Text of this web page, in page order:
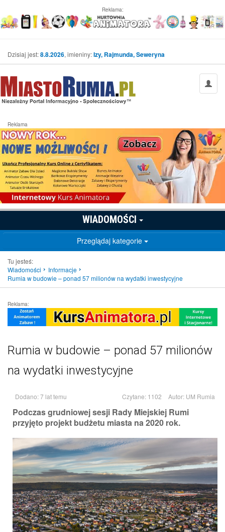
Reklama:
Dzisiaj jest:8.8.2026, imieniny:Izy, Rajmunda, Seweryna
Reklama
WIADOMOŚCI
Przeglądaj kategorie
Tu jesteś:
Wiadomości
Informacje
Rumia w budowie – ponad 57 milionów na wydatki inwestycyjne
Reklama:
Rumia w budowie – ponad 57 milionów
na wydatki inwestycyjne
Dodano: 7 lat temu Czytane: 1102 Autor: UM Rumia
Podczas grudniowej sesji Rady Miejskiej Rumi
przyjęto projekt budżetu miasta na 2020 rok.